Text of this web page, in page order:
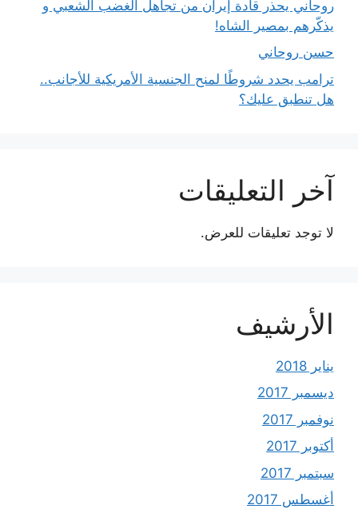
روحاني يحذر قادة إيران من تجاهل الغضب الشعبي و
يذكّرهم بمصير الشاه!
حسن روحاني
ترامب يحدد شروطًا لمنح الجنسية الأمريكية للأجانب..
هل تنطبق عليك؟
آخر التعليقات
لا توجد تعليقات للعرض.
الأرشيف
يناير 2018
ديسمبر 2017
نوفمبر 2017
أكتوبر 2017
سبتمبر 2017
أغسطس 2017